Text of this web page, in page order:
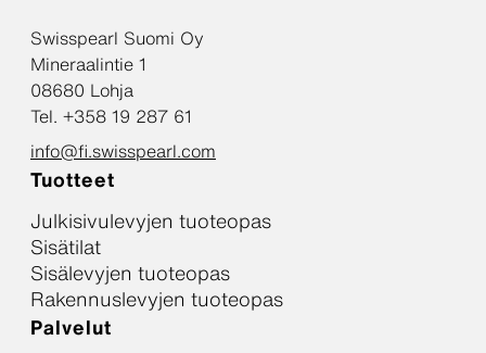
Swisspearl Suomi Oy
Mineraalintie 1
08680 Lohja
Tel. +358 19 287 61
info@fi.swisspearl.com
Tuotteet
Julkisivulevyjen tuoteopas
Sisätilat
Sisälevyjen tuoteopas
Rakennuslevyjen tuoteopas
Palvelut